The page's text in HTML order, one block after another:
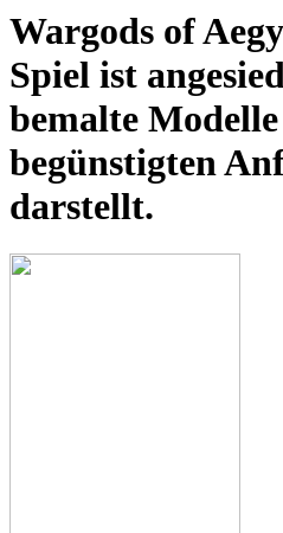
Wargods of
Spiel ist
bemalte
begünstigten
darstellt.